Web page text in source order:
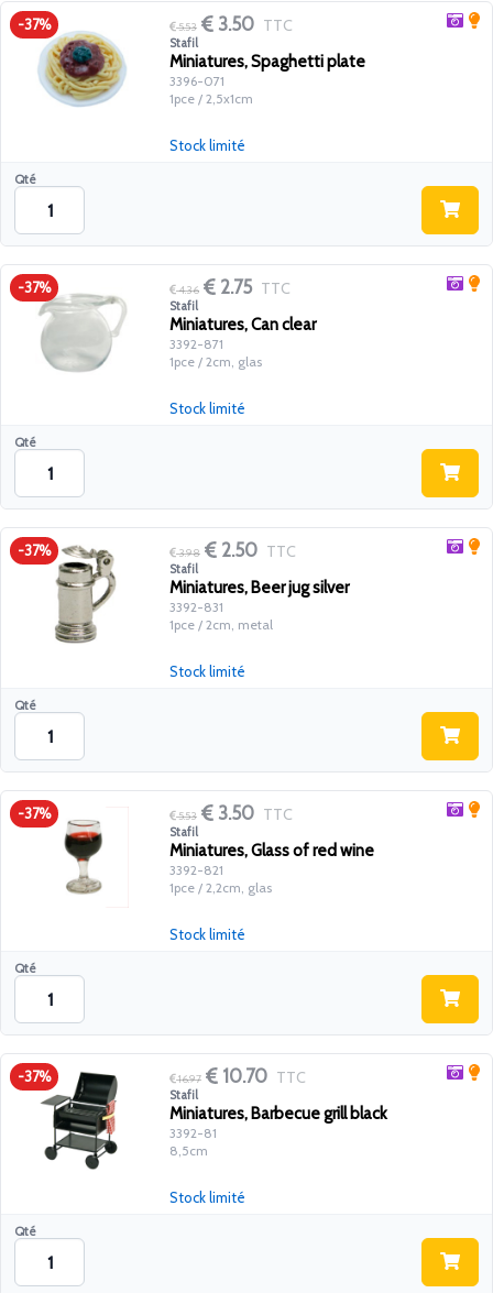
-37% 5.53 3.50 TTC
Stafil
Miniatures, Spaghetti plate
3396-071
1pce / 2,5x1cm
Qté
Stock limité
-37% 4.36 2.75 TTC
Stafil
Miniatures, Can clear
3392-871
1pce / 2cm, glas
Qté
Stock limité
-37% 3.98 2.50 TTC
Stafil
Miniatures, Beer jug silver
3392-831
1pce / 2cm, metal
Qté
Stock limité
-37% 5.53 3.50 TTC
Stafil
Miniatures, Glass of red wine
3392-821
1pce / 2,2cm, glas
Qté
Stock limité
-37% 16.97 10.70 TTC
Stafil
Miniatures, Barbecue grill black
3392-81
8,5cm
Qté
Stock limité